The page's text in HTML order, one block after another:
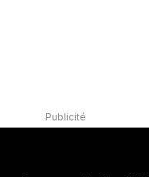
Publicité